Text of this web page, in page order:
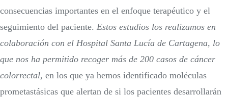
consecuencias importantes en el enfoque terapéutico y el
seguimiento del paciente. Estos estudios los realizamos en
colaboración con el Hospital Santa Lucía de Cartagena, lo
que nos ha permitido recoger más de 200 casos de cáncer
colorrectal, en los que ya hemos identificado moléculas
prometastásicas que alertan de si los pacientes desarrollarán